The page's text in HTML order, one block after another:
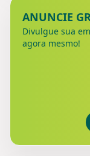
ANUNCIE
Divulgue sua
agora mesmo!